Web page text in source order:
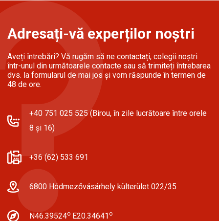
Adresați-vă experților noștri
Aveți întrebări? Vă rugăm să ne contactați, colegii noștri
într-unul din următoarele contacte sau să trimiteți întrebarea
dvs. la formularul de mai jos și vom răspunde în termen de
48 de ore.
+40 751 025 525 (Birou, în zile lucrătoare între orele
8 și 16)
+36 (62) 533 691
6800 Hódmezővásárhely külterület 022/35
N46.39524o E20.34641 o